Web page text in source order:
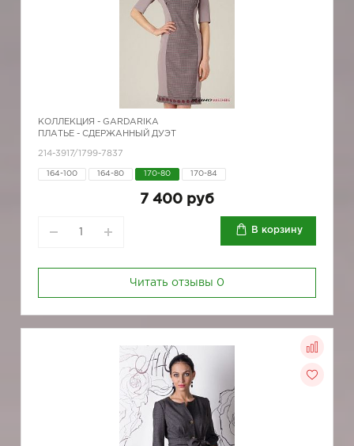
КОЛЛЕКЦИЯ - GARDARIKA
ПЛАТЬЕ - СДЕРЖАННЫЙ ДУЭТ
214-3917/1799-7837
164-100 164-80 170-80 170-84
7 400 руб
В корзину
Читать отзывы 0